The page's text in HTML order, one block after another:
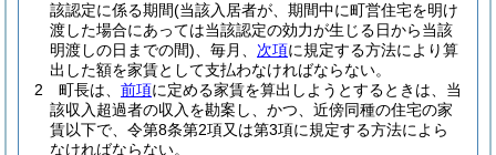
該認定に係る期間(当該入居者が、期間中に町営住宅を明け
渡した場合にあっては当該認定の効力が生じる日から当該
明渡しの日までの間) 、毎月、 次項に規定する方法により算
出した額を家賃として支払わなければならない。
2
町長は、 前項に定める家賃を算出しようとするときは、当
該収入超過者の収入を勘案し、かつ、近傍同種の住宅の家
賃以下で、令第8条第2項又は第3項に規定する方法によら
なければならない。